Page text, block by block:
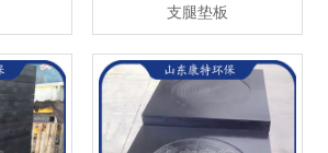
支腿垫板